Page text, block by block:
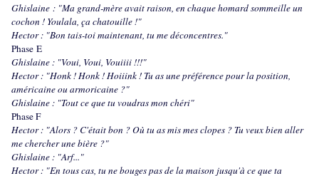
Ghislaine : "Ma grand-mère avait raison, en chaque homard sommeille un
cochon ! Youlala, ça chatouille !"
Hector : "Bon tais-toi maintenant, tu me déconcentres."
Phase E
Ghislaine : "Voui, Voui, Vouiiii !!!"
Hector : "Honk ! Honk ! Hoiiink ! Tu as une préférence pour la position,
américaine ou armoricaine ?"
Ghislaine : "Tout ce que tu voudras mon chéri"
Phase F
Hector : "Alors ? C'était bon ? Où tu as mis mes clopes ? Tu veux bien aller
me chercher une bière ?"
Ghislaine : "Arf..."
Hector : "En tous cas, tu ne bouges pas de la maison jusqu'à ce que ta